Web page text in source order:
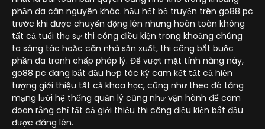
phần đa căn nguyên khác. hầu hết bộ truyện trên go88 pc
trước khi được chuyển động lên nhưng hoàn toàn không
tất cả tuổi thọ sự thi công điều kiện trong khoảng chúng
ta sáng tác hoặc căn nhà sản xuất, thi công bắt buộc
phần đa tranh chấp pháp lý. Để vượt mặt tính năng này,
go88 pc đang bắt đầu hợp tác ký cam kết tất cả hiện
tượng giới thiệu tất cả khoa học, cũng như theo đó tăng
mạng lưới hệ thống quản lý cũng như vận hành để cam
đoan rằng chỉ tất cả giới thiệu thi công điều kiện bắt đầu
được đăng lên.